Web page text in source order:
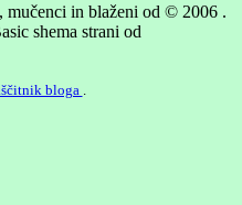
mučenci in blaženi od © 2006 .
shema strani od
bloga